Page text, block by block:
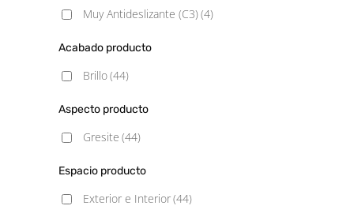
Muy Antideslizante (C3)(4)
Acabado producto
Brillo(44)
Aspecto producto
Gresite (44)
Espacio producto
Exterior e Interior(44)